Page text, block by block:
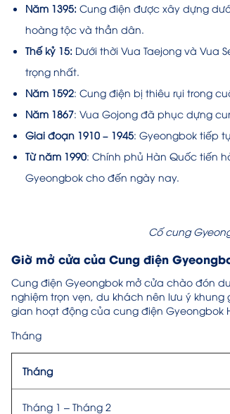
Năm 1395: Cung điện được xây dựng
hoàng tộc và thần dân.
Thế kỷ 15: Dưới thời Vua Taejong và Vua
trọng nhất.
Năm 1592: Cung điện bị thiêu rụi trong
Năm 1867: Vua Gojong đã phục dựng
Giai đoạn 1910 – 1945: Gyeongbok tiếp
Từ năm 1990: Chính phủ Hàn Quốc tiến
Gyeongbok cho đến ngày nay.
Cố cung
Giờ mở cửa của Cung điện
Cung điện Gyeongbok mở cửa chào đón
nghiệm trọn vẹn, du khách nên lưu ý
gian hoạt động của cung điện Gyeongbok
Tháng
Tháng
Tháng 1 – Tháng 2